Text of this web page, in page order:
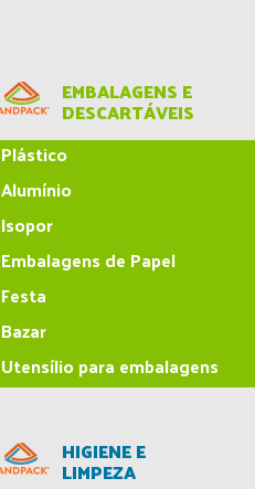
EMBALAGENS E
DESCARTÁVEIS
Plástico
Alumínio
Isopor
Embalagens de Papel
Festa
Bazar
Utensílio para embalagens
HIGIENE E
LIMPEZA